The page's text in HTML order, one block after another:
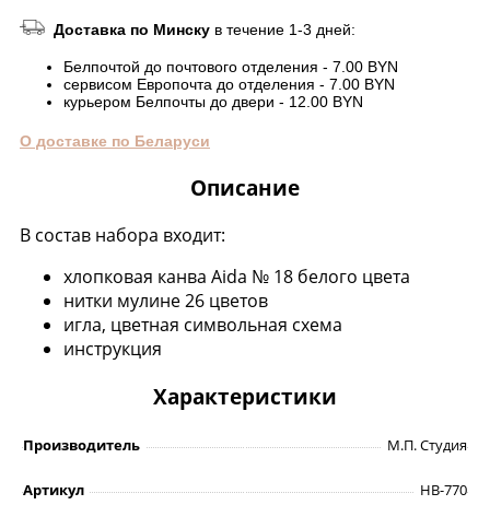
Доставка по Минску в течение 1-3 дней:
Белпочтой до почтового отделения - 7.00 BYN
сервисом Европочта до отделения - 7.00 BYN
курьером Белпочты до двери - 12.00 BYN
О доставке по Беларуси
Описание
В состав набора входит:
хлопковая канва Aida № 18 белого цвета
нитки мулине 26 цветов
игла, цветная символьная схема
инструкция
Характеристики
Производитель М.П. Студия
Артикул НВ-770